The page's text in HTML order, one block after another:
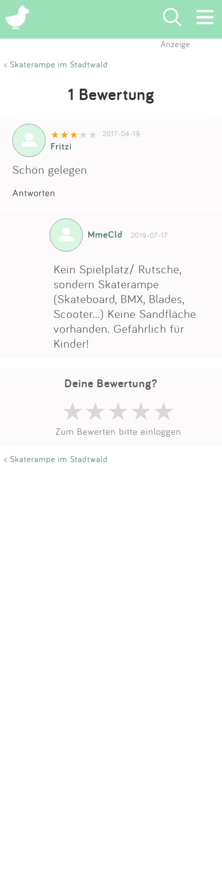
Suchen
Eintragen
Anmelden
Anzeige
< Skaterampe im Stadtwald
1 Bewertung
2017-04-19
Fritzi
Schön gelegen
Antworten
MmeCld 2019-07-17
Kein Spielplatz/ Rutsche,
sondern Skaterampe
(Skateboard, BMX, Blades,
Scooter...) Keine Sandfläche
vorhanden. Gefährlich für
Kinder!
Deine Bewertung?
Zum Bewerten bitte einloggen
< Skaterampe im Stadtwald